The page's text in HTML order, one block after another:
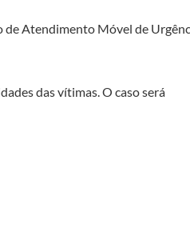
de Atendimento Móvel de
das vítimas. O caso será